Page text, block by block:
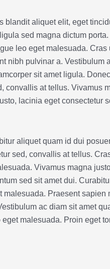
blandit aliquet elit, eget
sed magna dictum
leo eget malesuada.
nibh pulvinar a.
sit amet ligula.
convallis at tellus. Vivamus
lacinia eget
aliquet quam id dui
sed, convallis at tellus.
Vivamus magna
sed sit amet dui.
Praesent
ac diam sit amet
malesuada. Proin eget